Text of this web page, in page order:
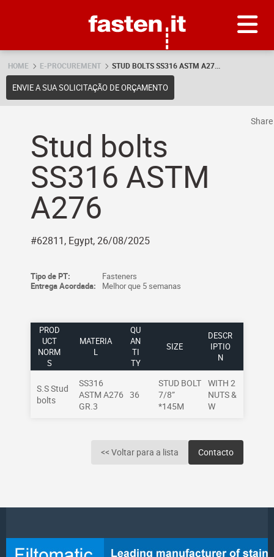
HOME E-PROCUREMENT STUD BOLTS SS316 ASTM A27...
ENVIE A SUA SOLICITAÇÃO DE ORÇAMENTO
Stud bolts
SS316 ASTM
A276
#62811, Egypt, 26/08/2025
Tipo de PT:
Fasteners
Entrega Acordada:
Melhor que 5 semanas
PROD
UCT
NORM
S
MATERIA
L
QU
AN
TI
TY
SIZE
DESCR
IPTIO
N
S.S Stud
bolts
SS316
ASTM A276
GR.3
36
STUD BOLT
7/8”
*145M
WITH 2
NUTS &
W
<< Voltar para a lista Contacto
Share